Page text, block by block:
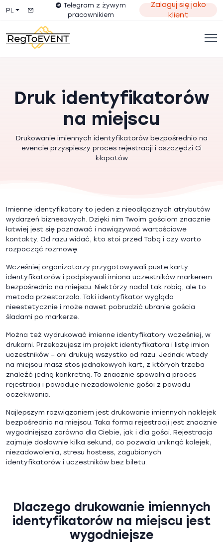
PL
Telegram z żywym
pracownikiem
Zaloguj się jako
klient
Druk identyfikatorów
na miejscu
Drukowanie imiennych identyfikatorów bezpośrednio na
evencie przyspieszy proces rejestracji i oszczędzi Ci
kłopotów
Imienne identyfikatory to jeden z nieodłącznych atrybutów
wydarzeń biznesowych. Dzięki nim Twoim gościom znacznie
łatwiej jest się poznawać i nawiązywać wartościowe
kontakty. Od razu widać, kto stoi przed Tobą i czy warto
rozpocząć rozmowę.
Wcześniej organizatorzy przygotowywali puste karty
identyfikatorów i podpisywali imiona uczestników markerem
bezpośrednio na miejscu. Niektórzy nadal tak robią, ale to
metoda przestarzała. Taki identyfikator wygląda
nieestetycznie i może nawet pobrudzić ubranie gościa
śladami po markerze.
Można też wydrukować imienne identyfikatory wcześniej, w
drukarni. Przekazujesz im projekt identyfikatora i listę imion
uczestników – oni drukują wszystko od razu. Jednak wtedy
na miejscu masz stos jednakowych kart, z których trzeba
znaleźć jedną konkretną. To znacznie spowalnia proces
rejestracji i powoduje niezadowolenie gości z powodu
oczekiwania.
Najlepszym rozwiązaniem jest drukowanie imiennych naklejek
bezpośrednio na miejscu. Taka forma rejestracji jest znacznie
wygodniejsza zarówno dla Ciebie, jak i dla gości. Rejestracja
zajmuje dosłownie kilka sekund, co pozwala uniknąć kolejek,
niezadowolenia, stresu hostess, zagubionych
identyfikatorów i uczestników bez biletu.
Dlaczego drukowanie imiennych
identyfikatorów na miejscu jest
wygodniejsze